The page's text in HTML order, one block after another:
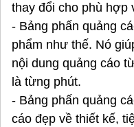
thay đổi cho phù hợp
- Bảng phấn quảng
phẩm như thế. Nó
nội dung quảng cáo
là từng phút.
- Bảng phấn quảng
cáo đẹp về thiết kế,